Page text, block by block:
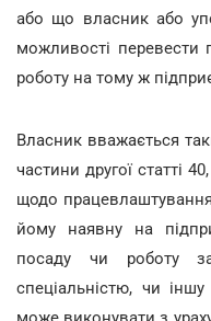
або що власник або
можливості перевести
роботу на тому ж
Власник вважається
частини другої статті
щодо
йому наявну на
посаду чи роботу
спеціальністю, чи